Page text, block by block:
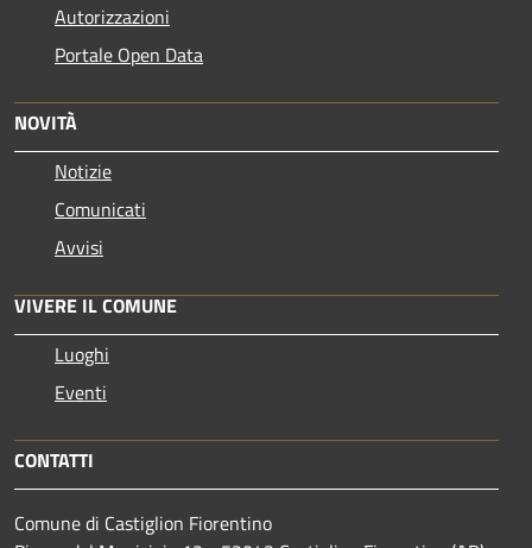
Autorizzazioni
Portale Open Data
NOVITÀ
Notizie
Comunicati
Avvisi
VIVERE IL COMUNE
Luoghi
Eventi
CONTATTI
Comune di Castiglion Fiorentino